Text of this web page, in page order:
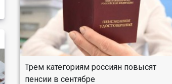
Трем категориям россиян повысят
пенсии в сентябре